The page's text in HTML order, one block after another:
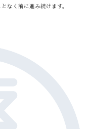
なく前に進み続けます。